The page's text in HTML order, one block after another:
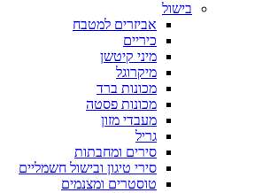
בישול
אביזרים למטבח
כיריים
מיני קיטשן
מיקרוגל
מכונות ברד
מכונות פסטה
מעבדי מזון
גריל
סירים ומחבתות
סירי טיגון ובישול חשמליים
טוסטרים ומצנמים